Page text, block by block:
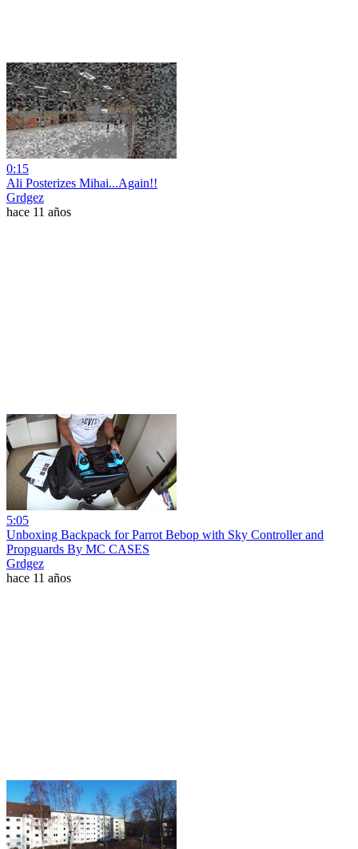
0:15
Ali Posterizes Mihai...Again!!
Grdgez
hace 11 años
5:05
Unboxing Backpack for Parrot Bebop with Sky Controller and
Propguards By MC CASES
Grdgez
hace 11 años